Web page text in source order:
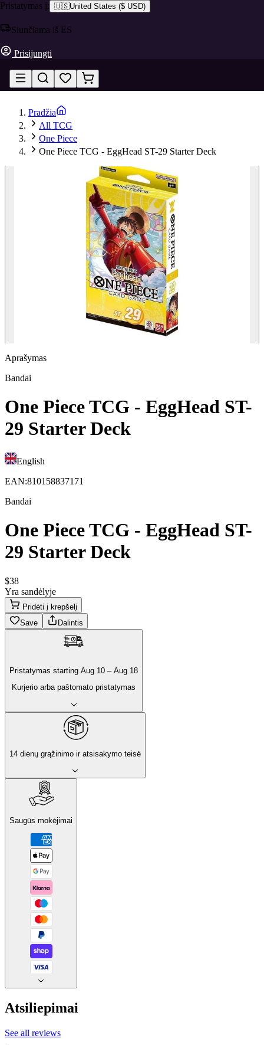
Pristatymas į: 🇺🇸United States ($ USD)
Siunčiama iš ES
Prisijungti
Pradžia
All TCG
One Piece
One Piece TCG - EggHead ST-29 Starter Deck
Aprašymas
Bandai
One Piece TCG - EggHead ST-
29 Starter Deck
English
EAN:810158837171
Bandai
One Piece TCG - EggHead ST-
29 Starter Deck
$38
Yra sandėlyje
Pridėti į krepšelį
Save
Dalintis
Pristatymas starting Aug 10 – Aug 18
Kurjerio arba paštomato pristatymas
14 dienų grąžinimo ir atsisakymo teisė
Saugūs mokėjimai
Atsiliepimai
See all reviews